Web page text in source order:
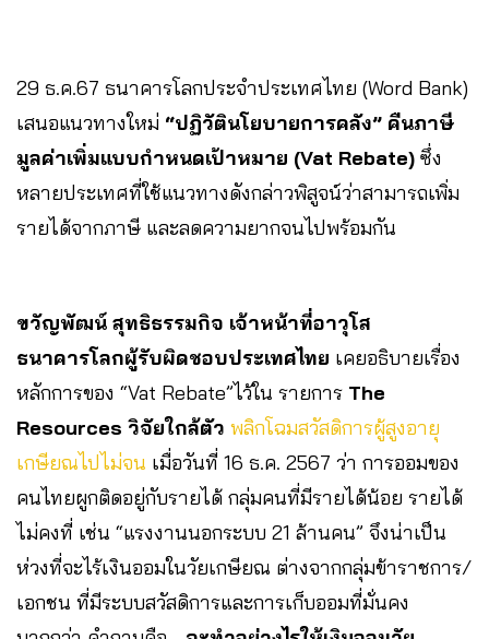
29 ธ.ค.67 ธนาคารโลกประจำประเทศไทย (Word Bank)
เสนอแนวทางใหม่ “ปฏิวัตินโยบายการคลัง” คืนภาษี
มูลค่าเพิ่มแบบกำหนดเป้าหมาย (Vat Rebate) ซึ่ง
หลายประเทศที่ใช้แนวทางดังกล่าวพิสูจน์ว่าสามารถเพิ่ม
รายได้จากภาษี และลดความยากจนไปพร้อมกัน
ขวัญพัฒน์ สุทธิธรรมกิจ เจ้าหน้าที่อาวุโส
ธนาคารโลกผู้รับผิดชอบประเทศไทย เคยอธิบายเรื่อง
หลักการของ “Vat Rebate”ไว้ใน รายการ The
Resources วิจัยใกล้ตัว พลิกโฉมสวัสดิการผู้สูงอายุ
เกษียณไปไม่จน เมื่อวันที่ 16 ธ.ค. 2567 ว่า การออมของ
คนไทยผูกติดอยู่กับรายได้ กลุ่มคนที่มีรายได้น้อย รายได้
ไม่คงที่ เช่น “แรงงานนอกระบบ 21 ล้านคน” จึงน่าเป็น
ห่วงที่จะไร้เงินออมในวัยเกษียณ ต่างจากกลุ่มข้าราชการ/
เอกชน ที่มีระบบสวัสดิการและการเก็บออมที่มั่นคง